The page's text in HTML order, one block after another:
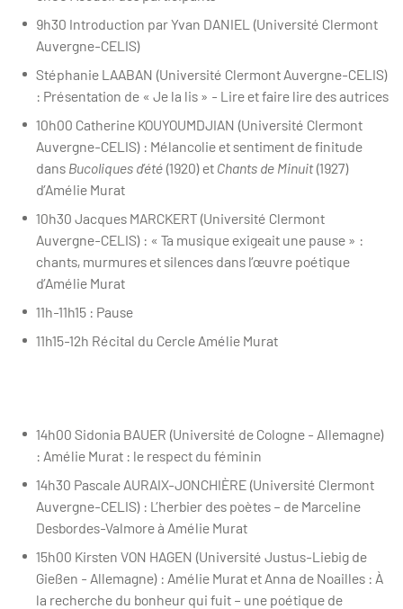
9h30 Introduction par Yvan DANIEL (Université Clermont
Auvergne-CELIS)
Stéphanie LAABAN (Université Clermont Auvergne-CELIS)
: Présentation de « Je la lis » - Lire et faire lire des autrices
10h00 Catherine KOUYOUMDJIAN (Université Clermont
Auvergne-CELIS) : Mélancolie et sentiment de finitude
dans Bucoliques d’été (1920) et Chants de Minuit(1927)
d’Amélie Murat
10h30 Jacques MARCKERT (Université Clermont
Auvergne-CELIS) : « Ta musique exigeait une pause » :
chants, murmures et silences dans l’œuvre poétique
d’Amélie Murat
11h-11h15 : Pause
11h15-12h Récital du Cercle Amélie Murat
14h00 Sidonia BAUER (Université de Cologne - Allemagne)
: Amélie Murat : le respect du féminin
14h30 Pascale AURAIX-JONCHIÈRE (Université Clermont
Auvergne-CELIS) : L’herbier des poètes – de Marceline
Desbordes-Valmore à Amélie Murat
15h00 Kirsten VON HAGEN (Université Justus-Liebig de
Gießen - Allemagne) : Amélie Murat et Anna de Noailles : À
la recherche du bonheur qui fuit – une poétique de